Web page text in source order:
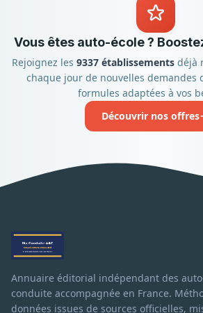
Vous êtes auto-école ?
Rejoignez les 9337 établissementsdéjà
chaque jour de nouvelles demandes
formules adaptées à vos
Découvrir nos offres
Annuaire éditorial indépendant des
conduite accompagnée en France.
données issues de sources officielles,